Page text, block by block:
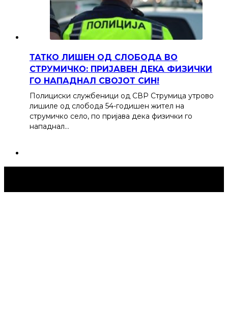
ТАТКО ЛИШЕН ОД СЛОБОДА ВО
СТРУМИЧКО: ПРИЈАВЕН ДЕКА ФИЗИЧКИ
ГО НАПАДНАЛ СВОЈОТ СИН!
Полициски службеници од СВР Струмица утрово
лишиле од слобода 54-годишен жител на
струмичко село, по пријава дека физички го
нападнал…